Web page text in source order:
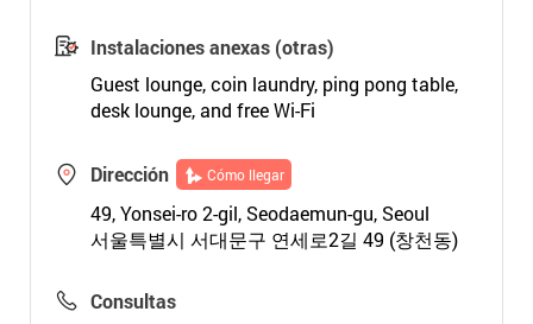
Instalaciones anexas (otras)
Guest lounge, coin laundry, ping pong table,
desk lounge, and free Wi-Fi
Dirección Cómo llegar
49, Yonsei-ro 2-gil, Seodaemun-gu, Seoul
서울특별시 서대문구 연세로2길 49 (창천동)
Consultas